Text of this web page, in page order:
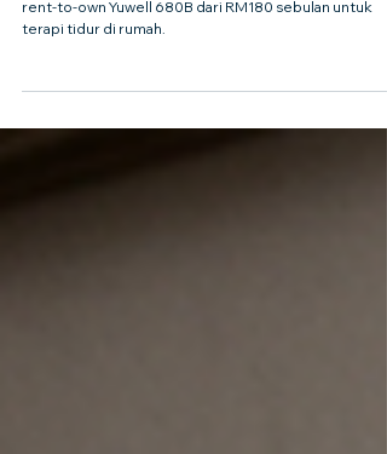
Kos & Mesin Mana Yang Patut
Bandingkan CPAP dan BiPAP, harga sewaan serta pelan